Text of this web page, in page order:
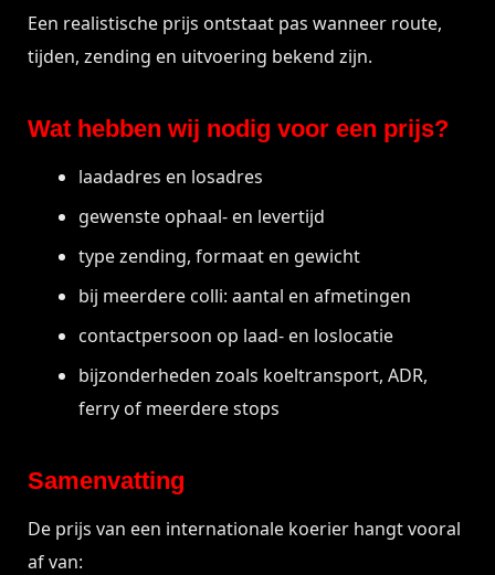
Een realistische prijs ontstaat pas wanneer route,
tijden, zending en uitvoering bekend zijn.
Wat hebben wij nodig voor een prijs?
laadadres en losadres
gewenste ophaal- en levertijd
type zending, formaat en gewicht
bij meerdere colli: aantal en afmetingen
contactpersoon op laad- en loslocatie
bijzonderheden zoals koeltransport, ADR,
ferry of meerdere stops
Samenvatting
De prijs van een internationale koerier hangt vooral
af van: